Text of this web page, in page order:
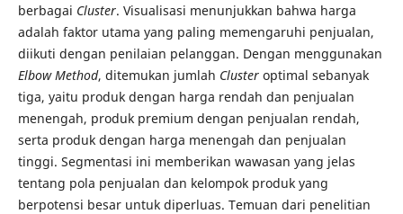
berbagai Cluster. Visualisasi menunjukkan bahwa harga
adalah faktor utama yang paling memengaruhi penjualan,
diikuti dengan penilaian pelanggan. Dengan menggunakan
Elbow Method, ditemukan jumlah Clusteroptimal sebanyak
tiga, yaitu produk dengan harga rendah dan penjualan
menengah, produk premium dengan penjualan rendah,
serta produk dengan harga menengah dan penjualan
tinggi. Segmentasi ini memberikan wawasan yang jelas
tentang pola penjualan dan kelompok produk yang
berpotensi besar untuk diperluas. Temuan dari penelitian